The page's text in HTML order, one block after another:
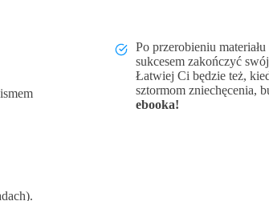
Po przerobieniu
sukcesem zakończyć
Łatwiej Ci będzie też,
sztormom zniechęcenia,
ebooka!